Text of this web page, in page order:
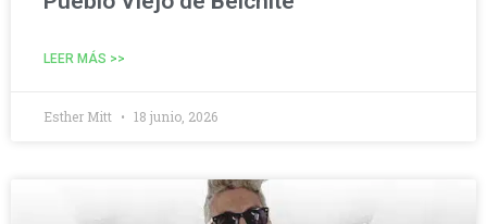
LEER MÁS >>
Esther Mitt 18 junio, 2026